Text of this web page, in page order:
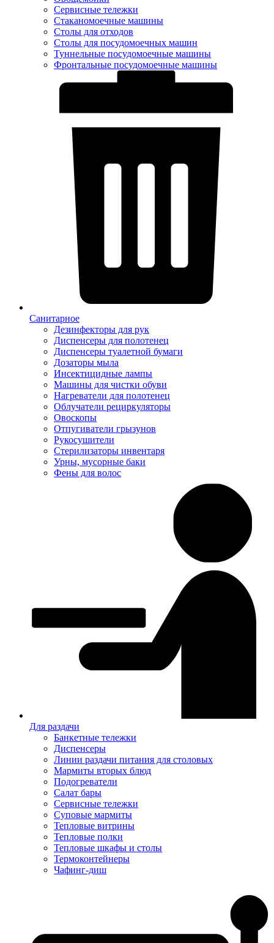
Сервисные тележки
Стаканомоечные машины
Столы для отходов
Столы для посудомоечных машин
Туннельные посудомоечные машины
Фронтальные посудомоечные машины
Санитарное
Дезинфекторы для рук
Диспенсеры для полотенец
Диспенсеры туалетной бумаги
Дозаторы мыла
Инсектицидные лампы
Машины для чистки обуви
Нагреватели для полотенец
Облучатели рециркуляторы
Овоскопы
Отпугиватели грызунов
Рукосушители
Стерилизаторы инвентаря
Урны, мусорные баки
Фены для волос
Для раздачи
Банкетные тележки
Диспенсеры
Линии раздачи питания для столовых
Мармиты вторых блюд
Подогреватели
Салат бары
Сервисные тележки
Суповые мармиты
Тепловые витрины
Тепловые полки
Тепловые шкафы и столы
Термоконтейнеры
Чафинг-диш